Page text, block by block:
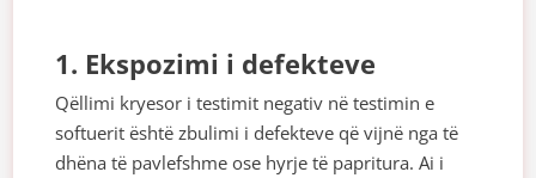
1. Ekspozimi i defekteve
Qëllimi kryesor i testimit negativ në testimin e
softuerit është zbulimi i defekteve që vijnë nga të
dhëna të pavlefshme ose hyrje të papritura. Ai i